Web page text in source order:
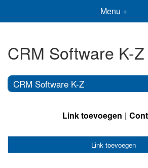
Menu +
CRM Software K-Z
CRM Software K-Z
Link toevoegen
Link toevoegen